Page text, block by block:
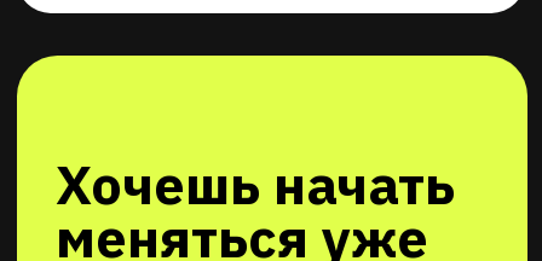
Свяжись с нами и мы
круглосуточно
задай вопрос